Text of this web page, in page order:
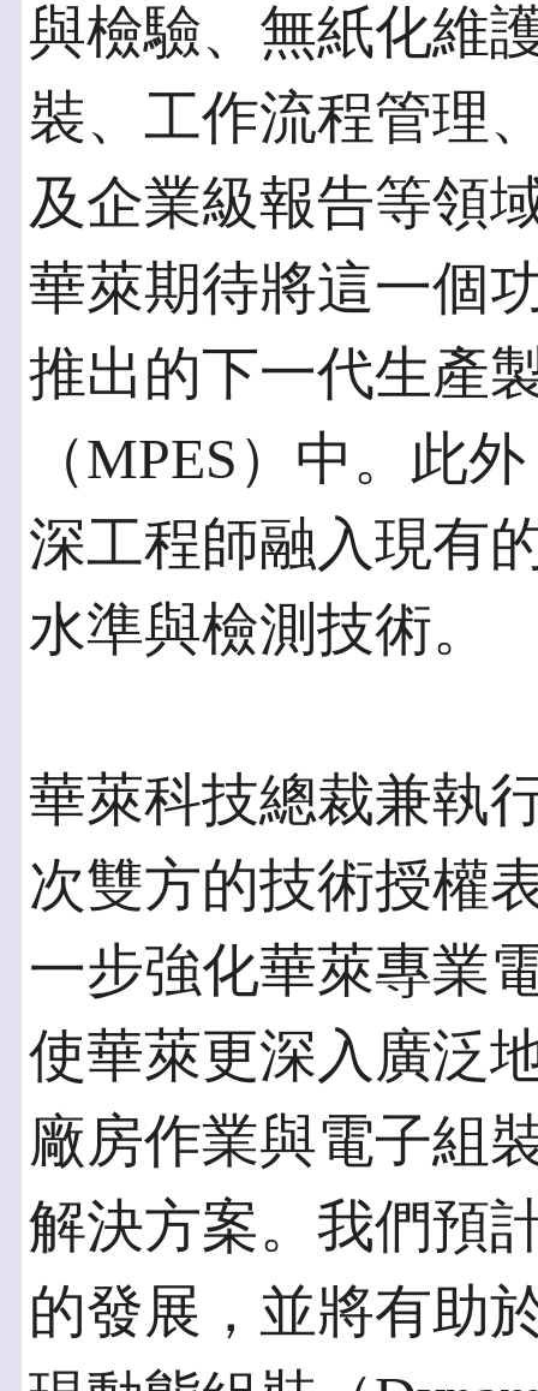
與檢驗、無紙化維
裝、工作流程管理
及企業級報告等領
華萊期待將這一個
推出的下一代生產
（MPES）中。此
深工程師融入現有
水準與檢測技術。
華萊科技總裁兼執
次雙方的技術授權
一步強化華萊專業
使華萊更深入廣泛
廠房作業與電子組
解決方案。我們預
的發展，並將有助